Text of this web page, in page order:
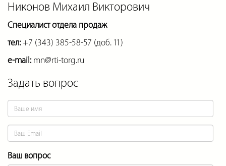
Никонов Михаил Викторович
Специалист отдела продаж
тел:+7 (343) 385-58-57 (доб. 11)
e-mail:mn@rti-torg.ru
Задать вопрос
Ваш вопрос